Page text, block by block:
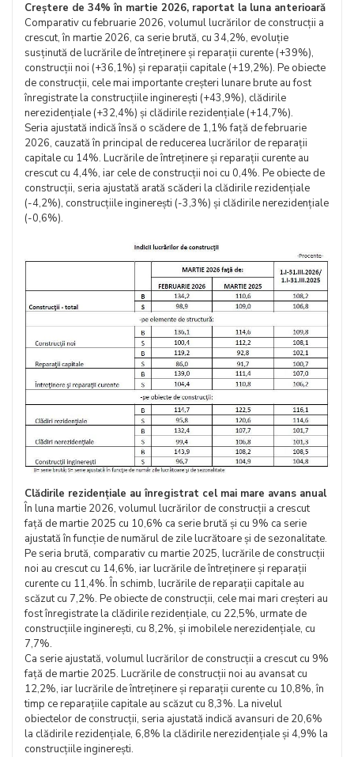
Creștere de 34% în martie 2026, raportat la luna anterioară
Comparativ cu februarie 2026, volumul lucrărilor de construcții a
crescut, în martie 2026, ca serie brută, cu 34,2%, evoluție
susținută de lucrările de întreținere și reparații curente (+39%),
construcții noi (+36,1%) și reparații capitale (+19,2%). Pe obiecte
de construcții, cele mai importante creșteri lunare brute au fost
înregistrate la construcțiile inginerești (+43,9%), clădirile
nerezidențiale (+32,4%) și clădirile rezidențiale (+14,7%).
Seria ajustată indică însă o scădere de 1,1% față de februarie
2026, cauzată în principal de reducerea lucrărilor de reparații
capitale cu 14%. Lucrările de întreținere și reparații curente au
crescut cu 4,4%, iar cele de construcții noi cu 0,4%. Pe obiecte de
construcții, seria ajustată arată scăderi la clădirile rezidențiale
(-4,2%), construcțiile inginerești (-3,3%) și clădirile nerezidențiale
(-0,6%).
Clădirile rezidențiale au înregistrat cel mai mare avans anual
În luna martie 2026, volumul lucrărilor de construcții a crescut
față de martie 2025 cu 10,6% ca serie brută și cu 9% ca serie
ajustată în funcție de numărul de zile lucrătoare și de sezonalitate.
Pe seria brută, comparativ cu martie 2025, lucrările de construcții
noi au crescut cu 14,6%, iar lucrările de întreținere și reparații
curente cu 11,4%. În schimb, lucrările de reparații capitale au
scăzut cu 7,2%. Pe obiecte de construcții, cele mai mari creșteri au
fost înregistrate la clădirile rezidențiale, cu 22,5%, urmate de
construcțiile inginerești, cu 8,2%, și imobilele nerezidențiale, cu
7,7%.
Ca serie ajustată, volumul lucrărilor de construcții a crescut cu 9%
față de martie 2025. Lucrările de construcții noi au avansat cu
12,2%, iar lucrările de întreținere și reparații curente cu 10,8%, în
timp ce reparațiile capitale au scăzut cu 8,3%. La nivelul
obiectelor de construcții, seria ajustată indică avansuri de 20,6%
la clădirile rezidențiale, 6,8% la clădirile nerezidențiale și 4,9% la
construcțiile inginerești.